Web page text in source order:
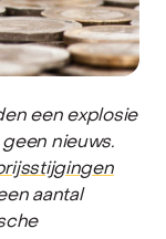
een explosie
nieuws.
aantal